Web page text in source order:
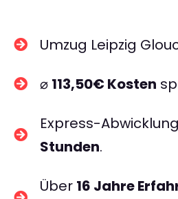
Umzug Leipzig
⌀ 113,50€ Kosten
Express-
Stunden.
Über 16 Jahre